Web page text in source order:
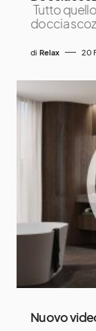
Tutto
doccia
di Relax 20
Nuovo